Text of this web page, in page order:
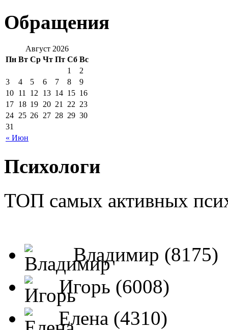
Обращения
Август 2026
Пн Вт Ср Чт Пт Сб Вс
« Июн
1
2
3
4 5 6 7 8
9
10 11 12 13 14 15 16
17 18 19 20 21 22 23
24 25 26 27 28 29 30
31
Психологи
ТОП самых активных
Владимир (8175)
Игорь (6008)
Елена (4310)